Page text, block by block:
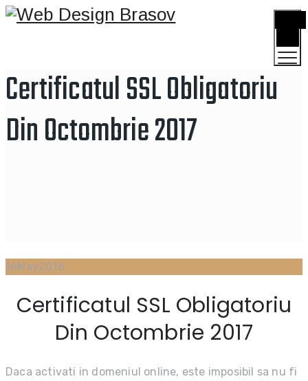
Certificatul SSL Obligatoriu
Din Octombrie 2017
16May2016
Certificatul SSL Obligatoriu
Din Octombrie 2017
Daca activati in domeniul online, este imposibil sa nu fi